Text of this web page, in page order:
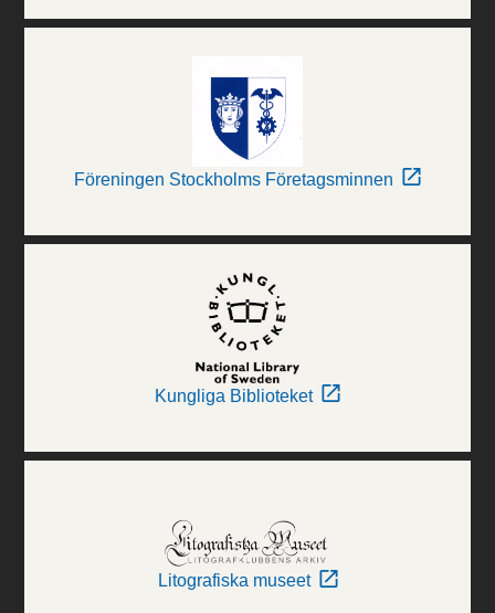
Föreningen Stockholms Företagsminnen
Kungliga Biblioteket
Litografiska museet